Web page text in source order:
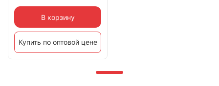
В корзину
Купить по оптовой цене